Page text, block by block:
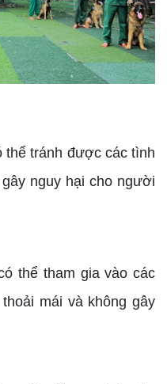
tránh được các tình
nguy hại cho người
thể tham gia vào các
mái và không gây